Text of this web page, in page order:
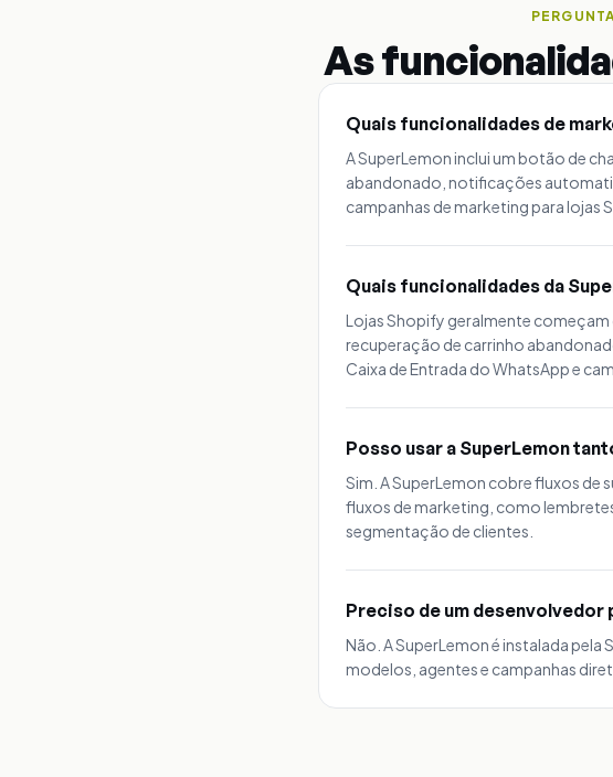
As
Quais funcionalidades de
A SuperLemon inclui um botão de
abandonado, notificações
campanhas de marketing para lojas
Quais funcionalidades da
Lojas Shopify geralmente
recuperação de carrinho
Caixa de Entrada do WhatsApp e
Posso usar a SuperLemon
Sim. A SuperLemon cobre fluxos de
fluxos de marketing, como
segmentação de clientes.
Preciso de um desenvolvedor
Não. A SuperLemon é instalada
modelos, agentes e campanhas